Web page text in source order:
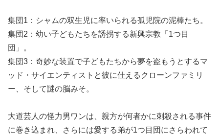
集団1：シャムの双生児に率いられる孤児院の泥棒たち。
集団2：幼い子どもたちを誘拐する新興宗教「1つ目
団」。
集団3：奇妙な装置で子どもたちから夢を盗もうとするマ
ッド・サイエンティストと彼に仕えるクローンファミリ
ー、そして謎の脳みそ。
大道芸人の怪力男ワンは、親方が何者かに刺殺される事件
に巻き込まれ、さらには愛する弟が1つ目団にさらわれて